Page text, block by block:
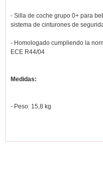
- Silla de coche grupo 0+ para
sistema de cinturones de
- Homologado cumpliendo la
ECE R44/04
Medidas:
- Peso: 15,8 kg